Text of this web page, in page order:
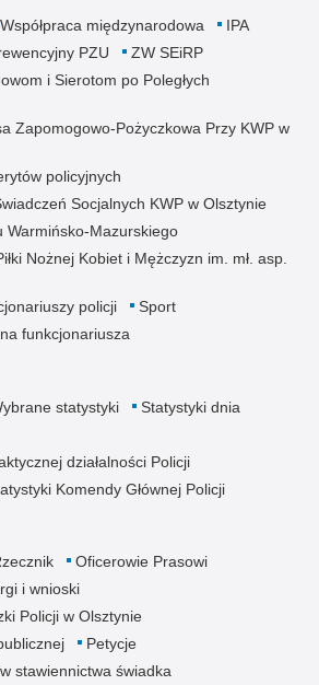
Współpraca międzynarodowa
IPA
PZU
ZW SEiRP
i Sierotom po Poległych
Zapomogowo-Pożyczkowa Przy KWP w
policyjnych
Socjalnych KWP w Olsztynie
Warmińsko-Mazurskiego
Nożnej Kobiet i Mężczyzn im. mł. asp.
policji
Sport
funkcjonariusza
statystyki
Statystyki dnia
działalności Policji
Komendy Głównej Policji
Oficerowie Prasowi
i wnioski
Policji w Olsztynie
Petycje
stawiennictwa świadka